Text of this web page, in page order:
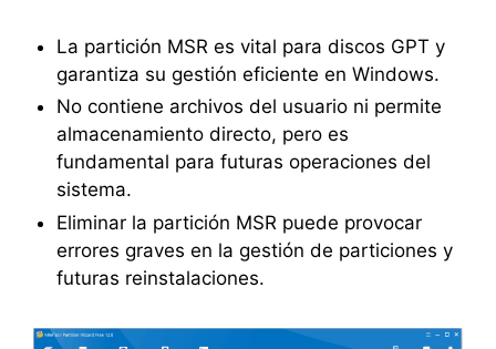
La partición MSR es vital para discos GPT y
garantiza su gestión eficiente en Windows.
No contiene archivos del usuario ni permite
almacenamiento directo, pero es
fundamental para futuras operaciones del
sistema.
Eliminar la partición MSR puede provocar
errores graves en la gestión de particiones y
futuras reinstalaciones.